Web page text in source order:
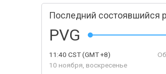
Последний состоявшийся
PVG
11:40 CST(GMT +8)
10 ноября, воскресенье